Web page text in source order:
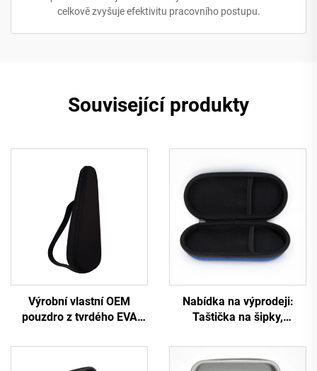
celkově zvyšuje efektivitu pracovního postupu.
Související produkty
Výrobní vlastní OEM
pouzdro z tvrdého EVA
odolné, pro přepravu
kytary, houslí, ukulele a
Nabídka na výprodeji:
Taštička na šipky,
šipky z EVA, cestovní
přepravní taštička z EVA